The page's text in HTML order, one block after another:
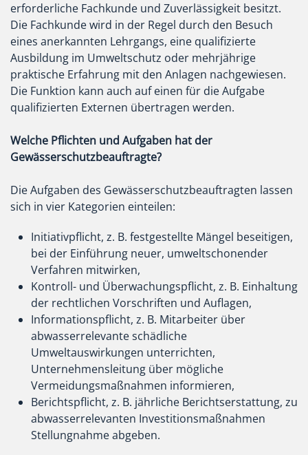
erforderliche Fachkunde und Zuverlässigkeit besitzt.
Die Fachkunde wird in der Regel durch den Besuch
eines anerkannten Lehrgangs, eine qualifizierte
Ausbildung im Umweltschutz oder mehrjährige
praktische Erfahrung mit den Anlagen nachgewiesen.
Die Funktion kann auch auf einen für die Aufgabe
qualifizierten Externen übertragen werden.
Welche Pflichten und Aufgaben hat der
Gewässerschutzbeauftragte?
Die Aufgaben des Gewässerschutzbeauftragten lassen
sich in vier Kategorien einteilen:
Initiativpflicht, z. B. festgestellte Mängel beseitigen,
bei der Einführung neuer, umweltschonender
Verfahren mitwirken,
Kontroll- und Überwachungspflicht, z. B. Einhaltung
der rechtlichen Vorschriften und Auflagen,
Informationspflicht, z. B. Mitarbeiter über
abwasserrelevante schädliche
Umweltauswirkungen unterrichten,
Unternehmensleitung über mögliche
Vermeidungsmaßnahmen informieren,
Berichtspflicht, z. B. jährliche Berichtserstattung, zu
abwasserrelevanten Investitionsmaßnahmen
Stellungnahme abgeben.